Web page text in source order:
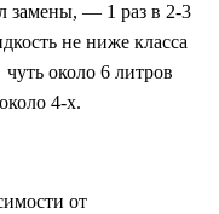
замены, — 1 раз в 2-3
не ниже класса
около 6 литров
4-х.
от